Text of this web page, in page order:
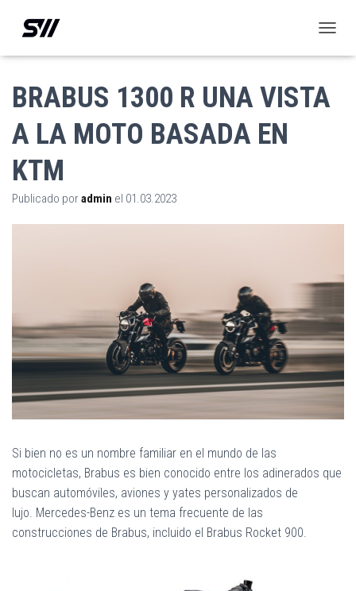
A
I
E
I
Ó
N
BRABUS 1300 R UNA VISTA
A LA MOTO BASADA EN
KTM
Publicado poradmin el 01.03.2023
Si bien no es un nombre familiar en el mundo de las
motocicletas, Brabus es bien conocido entre los adinerados que
buscan automóviles, aviones y yates personalizados de
lujo. Mercedes-Benz es un tema frecuente de las
construcciones de Brabus, incluido el Brabus Rocket 900.